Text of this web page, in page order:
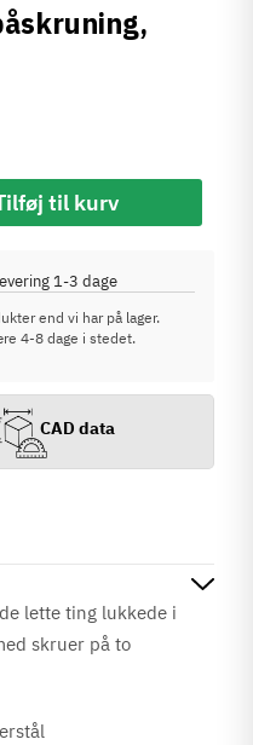
lette ting lukkede i
skruer på to
til kurv
1-3 dage
end vi har på lager.
4-8 dage i stedet.
CAD data